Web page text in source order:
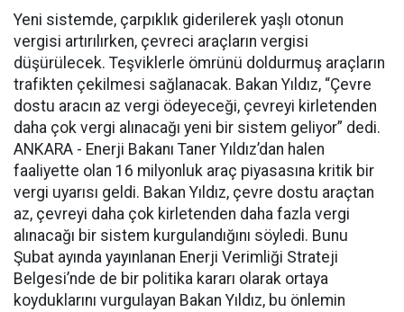
Yeni sistemde, çarpıklık giderilerek yaşlı otonun
vergisi artırılırken, çevreci araçların vergisi
düşürülecek. Teşviklerle ömrünü doldurmuş araçların
trafikten çekilmesi sağlanacak. Bakan Yıldız, “Çevre
dostu aracın az vergi ödeyeceği, çevreyi kirletenden
daha çok vergi alınacağı yeni bir sistem geliyor” dedi.
ANKARA - Enerji Bakanı Taner Yıldız’dan halen
faaliyette olan 16 milyonluk araç piyasasına kritik bir
vergi uyarısı geldi. Bakan Yıldız, çevre dostu araçtan
az, çevreyi daha çok kirletenden daha fazla vergi
alınacağı bir sistem kurgulandığını söyledi. Bunu
Şubat ayında yayınlanan Enerji Verimliği Strateji
Belgesi’nde de bir politika kararı olarak ortaya
koyduklarını vurgulayan Bakan Yıldız, bu önlemin